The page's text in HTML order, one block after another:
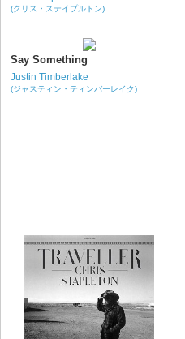
(クリス・ステイプルトン)
Say Something
Justin Timberlake
(ジャスティン・ティンバーレイク)